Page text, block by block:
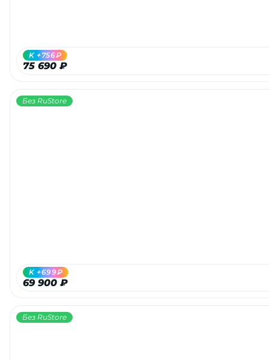
75 690 ₽
K +756₽
Без RuStore
69 900 ₽
K +699₽
Без RuStore